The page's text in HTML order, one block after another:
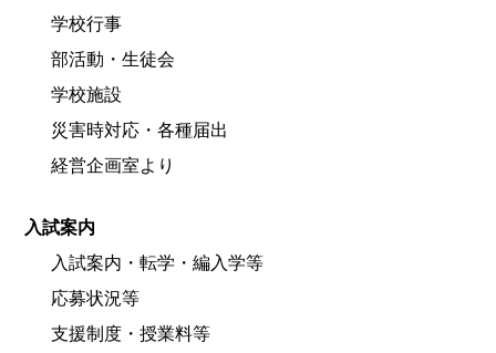
学校行事
部活動・生徒会
学校施設
災害時対応・各種届出
経営企画室より
入試案内
入試案内・転学・編入学等
応募状況等
支援制度・授業料等